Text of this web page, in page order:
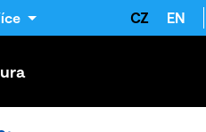
CZ EN